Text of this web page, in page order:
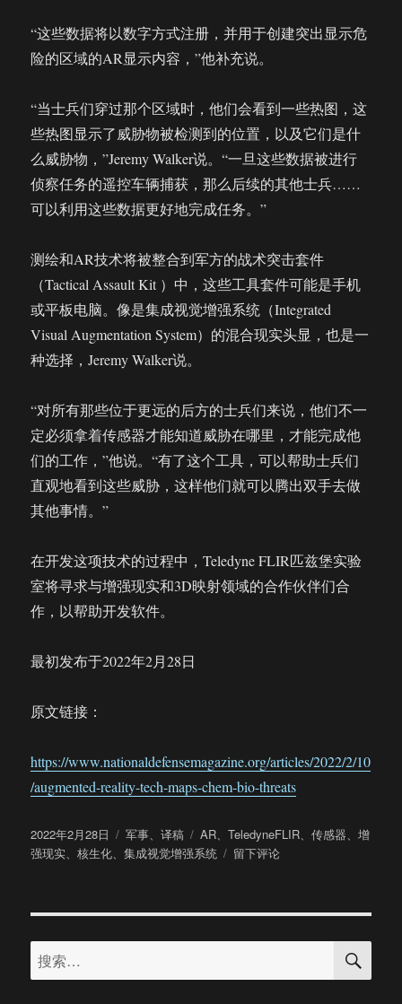
“这些数据将以数字方式注册，并用于创建突出显示危
险的区域的AR显示内容，”他补充说。
“当士兵们穿过那个区域时，他们会看到一些热图，这
些热图显示了威胁物被检测到的位置，以及它们是什
么威胁物，”Jeremy Walker说。“一旦这些数据被进行
侦察任务的遥控车辆捕获，那么后续的其他士兵……
可以利用这些数据更好地完成任务。”
测绘和AR技术将被整合到军方的战术突击套件
（Tactical Assault Kit ）中，这些工具套件可能是手机
或平板电脑。像是集成视觉增强系统（Integrated
Visual Augmentation System）的混合现实头显，也是一
种选择，Jeremy Walker说。
“对所有那些位于更远的后方的士兵们来说，他们不一
定必须拿着传感器才能知道威胁在哪里，才能完成他
们的工作，”他说。“有了这个工具，可以帮助士兵们
直观地看到这些威胁，这样他们就可以腾出双手去做
其他事情。”
在开发这项技术的过程中，Teledyne FLIR匹兹堡实验
室将寻求与增强现实和3D映射领域的合作伙伴们合
作，以帮助开发软件。
最初发布于2022年2月28日
原文链接：
https://www.nationaldefensemagazine.org/articles/2022/2/10
/augmented-reality-tech-maps-chem-bio-threats
发
布
2022年2月28日
分
类
军事、译稿
标
签
AR、TeledyneFLIR、传感器、增
强现实、核生化、集成视觉增强系统
于
现
技
用
留下评论
搜
索：
搜